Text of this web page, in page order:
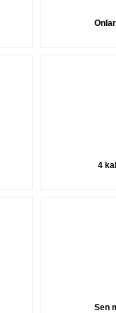
4
Sen